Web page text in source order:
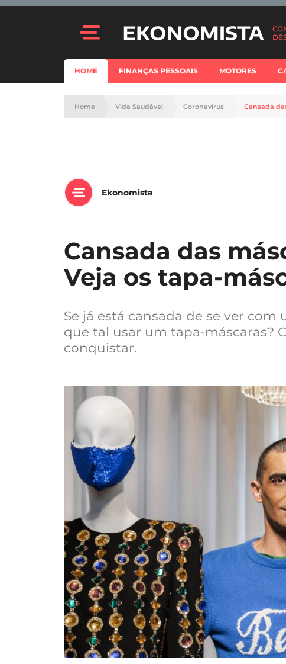
HOME FINANÇAS PESSOAIS MOTORES
Home Vida Saudável Coronavírus Cansada
Ekonomista
Cansada das
Veja os tapa-
Se já está cansada de se ver
que tal usar um tapa-máscaras?
conquistar.